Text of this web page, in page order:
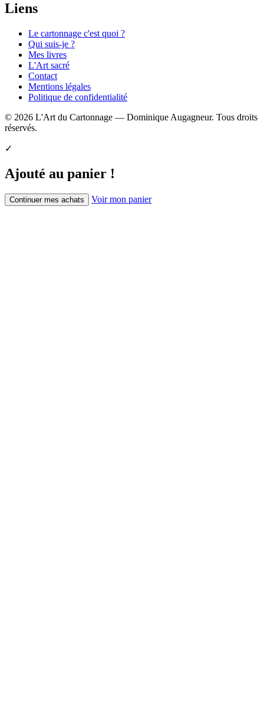
Liens
Le cartonnage c'est quoi ?
Qui suis-je ?
Mes livres
L'Art sacré
Contact
Mentions légales
Politique de confidentialité
© 2026 L'Art du Cartonnage — Dominique Augagneur. Tous droits
réservés.
✓
Ajouté au panier !
Continuer mes achats Voir mon panier